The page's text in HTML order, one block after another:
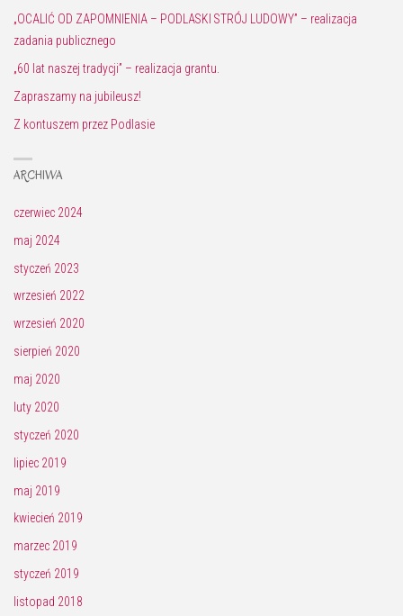
„OCALIĆ OD ZAPOMNIENIA – PODLASKI STRÓJ LUDOWY” – realizacja
zadania publicznego
„60 lat naszej tradycji” – realizacja grantu.
Zapraszamy na jubileusz!
Z kontuszem przez Podlasie
ARCHIWA
czerwiec 2024
maj 2024
styczeń 2023
wrzesień 2022
wrzesień 2020
sierpień 2020
maj 2020
luty 2020
styczeń 2020
lipiec 2019
maj 2019
kwiecień 2019
marzec 2019
styczeń 2019
listopad 2018